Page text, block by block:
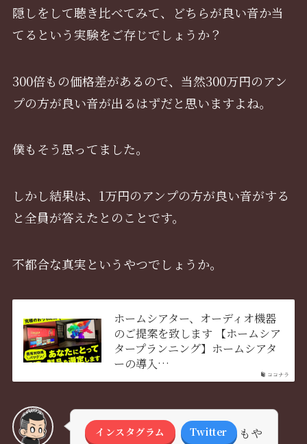
隠しをして聴き比べてみて、どちらが良い音か当
てるという実験をご存じでしょうか？
300倍もの価格差があるので、当然300万円のアン
プの方が良い音が出るはずだと思いますよね。
僕もそう思ってました。
しかし結果は、1万円のアンプの方が良い音がする
と全員が答えたとのことです。
不都合な真実というやつでしょうか。
ココナラ
ホームシアター、オーディオ機器
のご提案を致します 【ホームシア
タープランニング】ホームシアタ
ーの導入…
インスタグラム Twitter
もや